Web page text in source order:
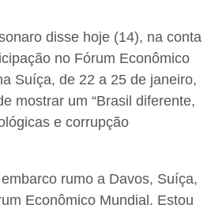
disse hoje (14), na conta
no Fórum Econômico
Suíça, de 22 a 25 de janeiro,
mostrar um “Brasil diferente,
e corrupção
rumo a Davos, Suíça,
Econômico Mundial. Estou